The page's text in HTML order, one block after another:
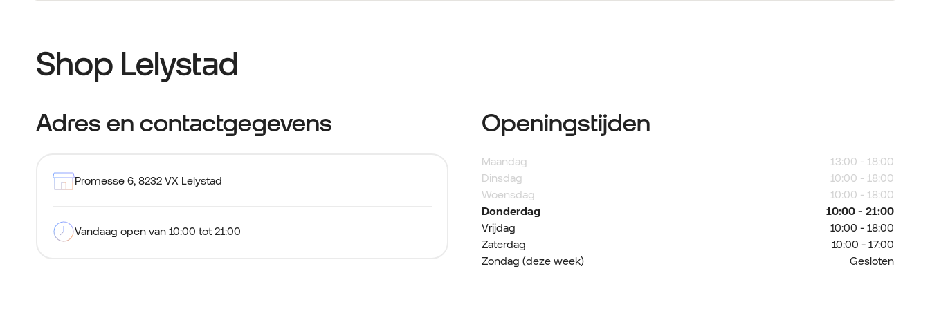
Shop Lelystad
Adres en contactgegevens
Promesse 6, 8232 VX Lelystad
Vandaag open van 10:00 tot 21:00
Openingstijden
Maandag
Dinsdag
Woensdag
Donderdag
Vrijdag
Zaterdag
Zondag (deze week)
13:00 - 18:00
10:00 - 18:00
10:00 - 18:00
10:00 - 21:00
10:00 - 18:00
10:00 - 17:00
Gesloten